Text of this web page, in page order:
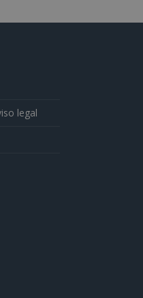
legal